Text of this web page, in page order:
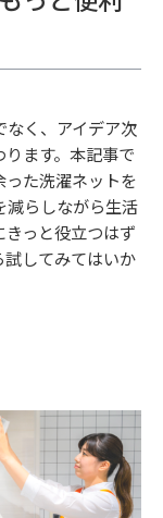
く、アイデア次
ます。本記事で
た洗濯ネットを
減らしながら生活
っと役立つはず
してみてはいか